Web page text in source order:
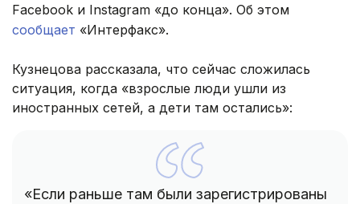
Facebook и Instagram «до конца». Об этом
сообщает «Интерфакс».
Кузнецова рассказала, что сейчас сложилась
ситуация, когда «взрослые люди ушли из
иностранных сетей, а дети там остались»:
«Если раньше там были зарегистрированы